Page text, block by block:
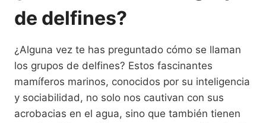
de delfines?
¿Alguna vez te has preguntado cómo se llaman
los grupos de delfines? Estos fascinantes
mamíferos marinos, conocidos por su inteligencia
y sociabilidad, no solo nos cautivan con sus
acrobacias en el agua, sino que también tienen